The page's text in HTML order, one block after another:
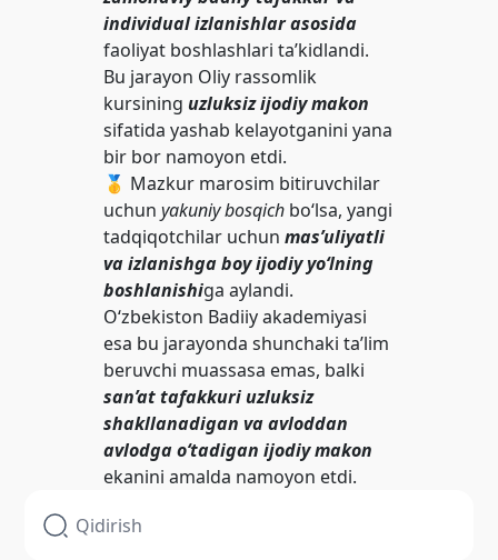
individual izlanishlar asosida
faoliyat boshlashlari ta’kidlandi.
Bu jarayon Oliy rassomlik
kursininguzluksiz ijodiy makon
sifatida yashab kelayotganini yana
bir bor namoyon etdi.
🥇 Mazkur marosim bitiruvchilar
uchunyakuniy bosqich bo‘lsa, yangi
tadqiqotchilar uchunmas’uliyatli
va izlanishga boy ijodiy yo‘lning
boshlanishiga aylandi.
O‘zbekiston Badiiy akademiyasi
esa bu jarayonda shunchaki ta’lim
beruvchi muassasa emas, balki
san’at tafakkuri uzluksiz
shakllanadigan va avloddan
avlodga o‘tadigan ijodiy makon
ekanini amalda namoyon etdi.